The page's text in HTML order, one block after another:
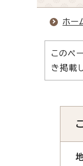
ホー
このペ
き掲載